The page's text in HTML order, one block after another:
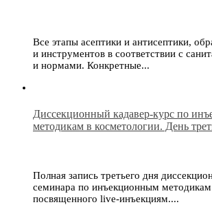
Все этапы асептики и антисептики,
и инструментов в соответствии с
и нормами. Конкретные...
Диссекционный кадавер-курс по
методикам в косметологии. День
Полная запись третьего дня
семинара по инъекционным методикам
посвященного live-инъекциям....